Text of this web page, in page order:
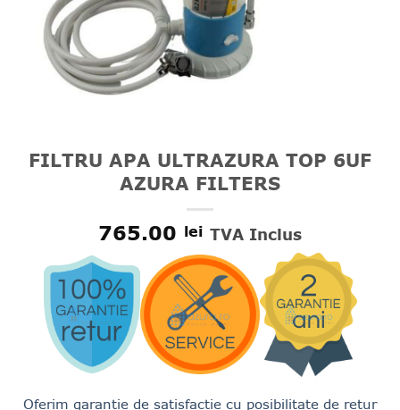
FILTRU APA ULTRAZURA TOP 6UF
AZURA FILTERS
765.00 lei TVA Inclus
Oferim garantie de satisfactie cu posibilitate de retur